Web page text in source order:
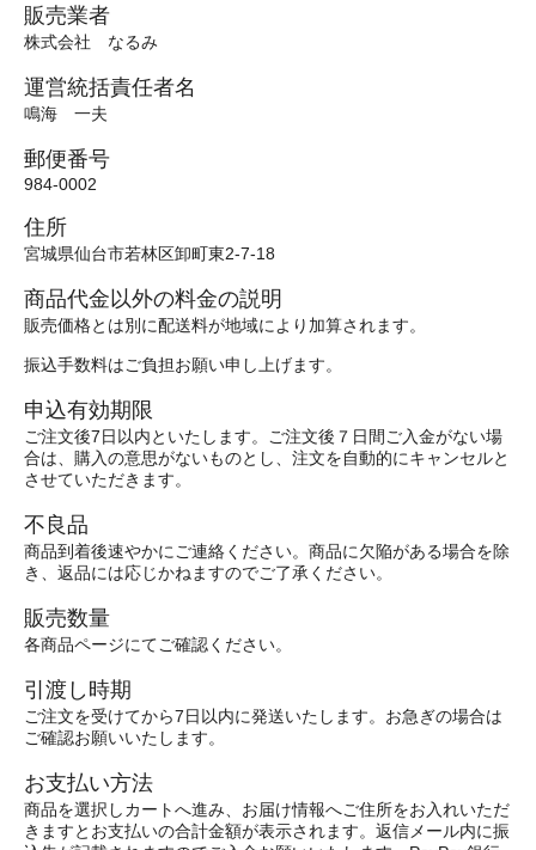
販売業者
株式会社 なるみ
運営統括責任者名
鳴海 一夫
郵便番号
984-0002
住所
宮城県仙台市若林区卸町東2-7-18
商品代金以外の料金の説明
販売価格とは別に配送料が地域により加算されます。
振込手数料はご負担お願い申し上げます。
申込有効期限
ご注文後7日以内といたします。ご注文後７日間ご入金がない場
合は、購入の意思がないものとし、注文を自動的にキャンセルと
させていただきます。
不良品
商品到着後速やかにご連絡ください。商品に欠陥がある場合を除
き、返品には応じかねますのでご了承ください。
販売数量
各商品ページにてご確認ください。
引渡し時期
ご注文を受けてから7日以内に発送いたします。お急ぎの場合は
ご確認お願いいたします。
お支払い方法
商品を選択しカートへ進み、お届け情報へご住所をお入れいただ
きますとお支払いの合計金額が表示されます。返信メール内に振